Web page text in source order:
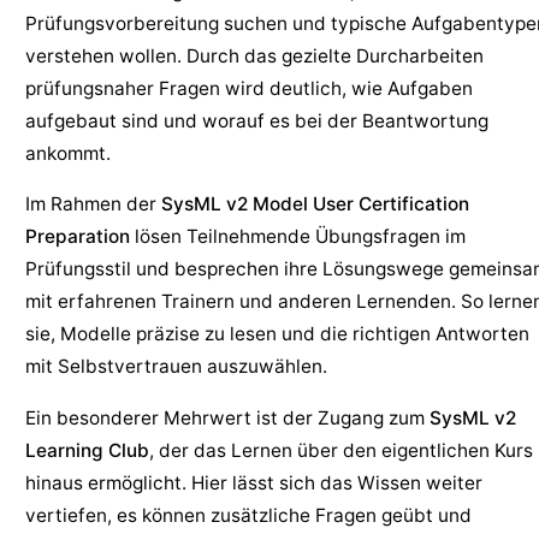
Prüfungsvorbereitung suchen und typische
verstehen wollen. Durch das gezielte Durcharbeiten
prüfungsnaher Fragen wird deutlich, wie Aufgaben
aufgebaut sind und worauf es bei der Beantwortung
ankommt.
Im Rahmen der SysML v2 Model User Certification
Preparation lösen Teilnehmende Übungsfragen im
Prüfungsstil und besprechen ihre Lösungswege
mit erfahrenen Trainern und anderen Lernenden. So
sie, Modelle präzise zu lesen und die richtigen Antworten
mit Selbstvertrauen auszuwählen.
Ein besonderer Mehrwert ist der Zugang zum SysML v2
Learning Club, der das Lernen über den eigentlichen Kurs
hinaus ermöglicht. Hier lässt sich das Wissen weiter
vertiefen, es können zusätzliche Fragen geübt und